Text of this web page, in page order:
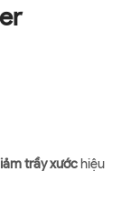
trầy xướchiệu